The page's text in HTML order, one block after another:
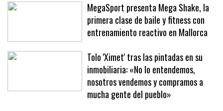
MegaSport presenta Mega Shake, la
primera clase de baile y fitness con
entrenamiento reactivo en Mallorca
Tolo 'Ximet' tras las pintadas en su
inmobiliaria: «No lo entendemos,
nosotros vendemos y compramos a
mucha gente del pueblo»